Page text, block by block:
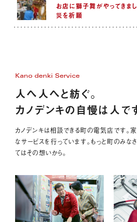
お店に獅子舞がやってきま
災を祈願
Kano denki Service
人へ人へと紡ぐ。
カノデンキの自慢は人で
カノデンキは相談できる町の電気店です。
なサービスを行っています。もっと町のみな
てはその想いから。